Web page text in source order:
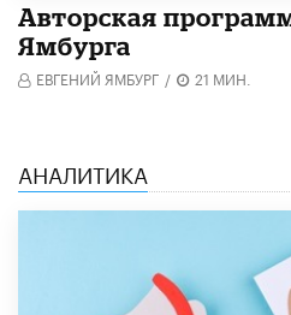
Авторская
Ямбурга
ЕВГЕНИЙ ЯМБУРГ / 21 МИН.
АНАЛИТИКА